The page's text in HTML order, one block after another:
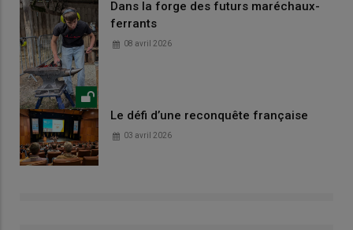
Dans la forge des futurs maréchaux-
ferrants
08 avril 2026
Le défi d’une reconquête française
03 avril 2026